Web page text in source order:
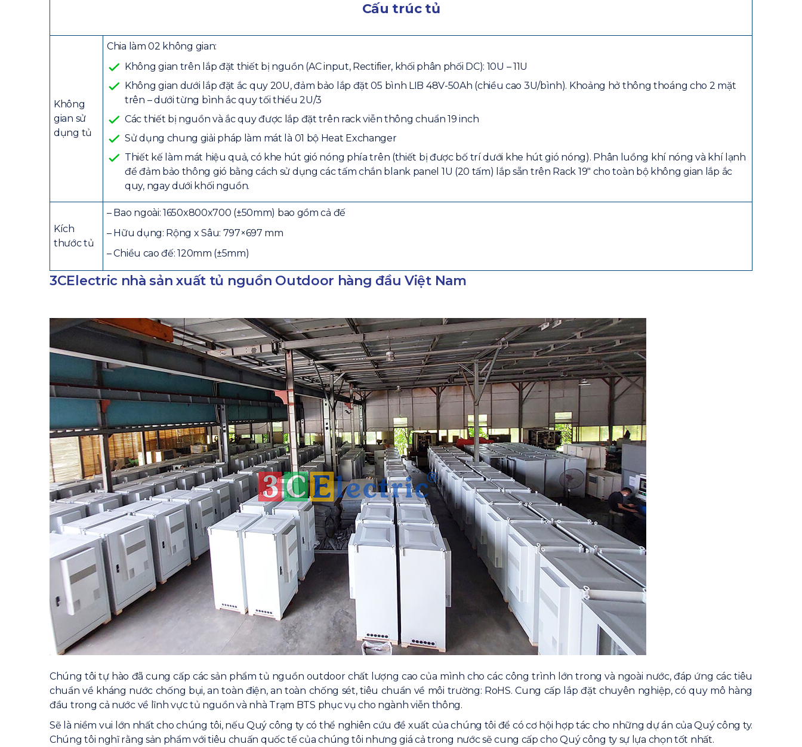
Cấu trúc tủ
Không
gian sử
dụng tủ
Chia làm 02 không gian:
Không gian trên lắp đặt thiết bị nguồn (AC input, Rectifier, khối phân phối DC): 10U – 11U
Không gian dưới lắp đặt ắc quy 20U, đảm bảo lắp đặt 05 bình LIB 48V-50Ah (chiều cao 3U/bình). Khoảng hở thông thoáng cho 2 mặt
trên – dưới từng bình ắc quy tối thiểu 2U/3
Các thiết bị nguồn và ắc quy được lắp đặt trên rack viễn thông chuẩn 19 inch
Sử dụng chung giải pháp làm mát là 01 bộ Heat Exchanger
Thiết kế làm mát hiệu quả, có khe hút gió nóng phía trên (thiết bị được bố trí dưới khe hút gió nóng). Phân luồng khí nóng và khí lạnh
để đảm bảo thông gió bằng cách sử dụng các tấm chắn blank panel 1U (20 tấm) lắp sẵn trên Rack 19″ cho toàn bộ không gian lắp ắc
quy, ngay dưới khối nguồn.
Kích
thước tủ
– Bao ngoài: 1650x800x700 (±50mm) bao gồm cả đế
– Hữu dụng: Rộng x Sâu: 797×697 mm
– Chiều cao đế: 120mm (±5mm)
3CElectric nhà sản xuất tủ nguồn Outdoor hàng đầu Việt Nam
Chúng tôi tự hào đã cung cấp các sản phẩm tủ nguồn outdoor chất lượng cao của mình cho các công trình lớn trong và ngoài nước, đáp ứng các tiêu
chuẩn về kháng nước chống bụi, an toàn điện, an toàn chống sét, tiêu chuẩn về môi trường: RoHS. Cung cấp lắp đặt chuyên nghiệp, có quy mô hàng
đầu trong cả nước về lĩnh vực tủ nguồn và nhà Trạm BTS phục vụ cho ngành viễn thông.
Sẽ là niềm vui lớn nhất cho chúng tôi, nếu Quý công ty có thể nghiên cứu đề xuất của chúng tôi để có cơ hội hợp tác cho những dự án của Quý công ty.
Chúng tôi nghĩ rằng sản phẩm với tiêu chuấn quốc tế của chúng tôi nhưng giá cả trong nước sẽ cung cấp cho Quý công ty sự lựa chọn tốt nhất.